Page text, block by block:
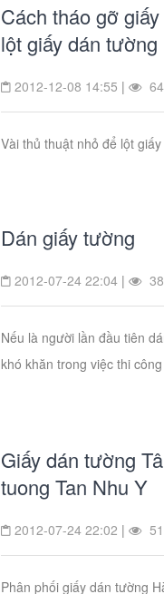
Cách tháo gỡ
lột giấy dán tường
2012-12-08 14:55 |
Vài thủ thuật nhỏ để lột
Dán giấy tường
2012-07-24 22:04 |
Nếu là người lần đầu tiên
khó khăn trong việc thi
Giấy dán tường
tuong Tan Nhu Y
2012-07-24 22:02 |
Phân phối giấy dán tường